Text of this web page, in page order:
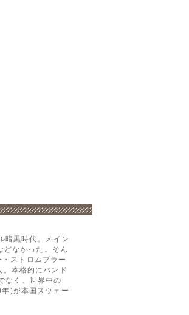
暗黒時代。メイン
どなかった。そん
ストロムブラー
本格的にバンド
なく、世界中の
)が本国スウェー